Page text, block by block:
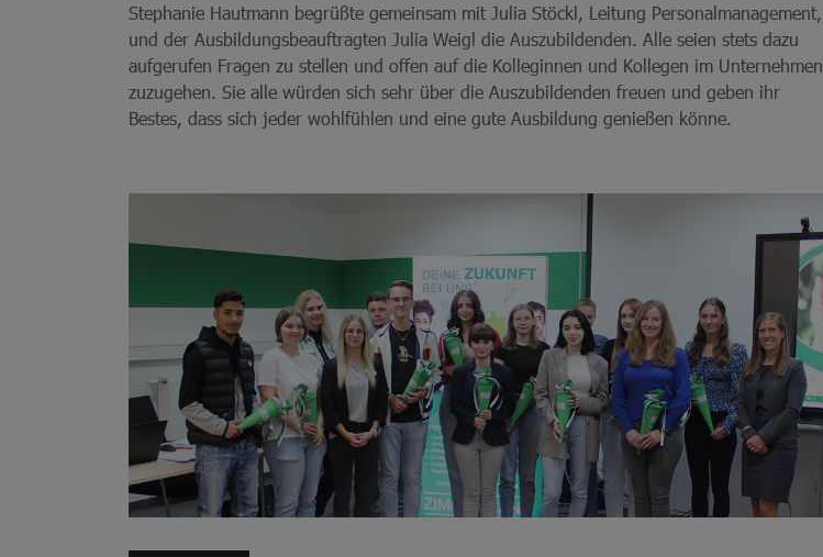
Stephanie Hautmann begrüßte gemeinsam mit Julia Stöckl, Leitung Personalmanagement,
und der Ausbildungsbeauftragten Julia Weigl die Auszubildenden. Alle seien stets dazu
aufgerufen Fragen zu stellen und offen auf die Kolleginnen und Kollegen im Unternehmen
zuzugehen. Sie alle würden sich sehr über die Auszubildenden freuen und geben ihr
Bestes, dass sich jeder wohlfühlen und eine gute Ausbildung genießen könne.